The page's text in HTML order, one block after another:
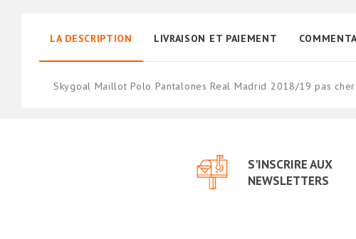
LA DESCRIPTION LIVRAISON ET PAIEMENT
Skygoal Maillot Polo Pantalones Real Madrid 2018/19 pas
S'INSCRIRE AUX
NEWSLETTERS